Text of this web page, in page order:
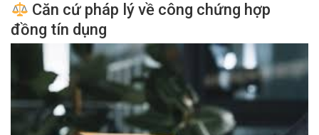
Căn cứ pháp lý về công chứng hợp
đồng tín dụng